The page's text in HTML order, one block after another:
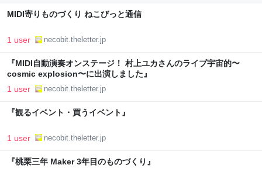
MIDI寄りものづくり ねこびっと通信
1 user necobit.theletter.jp
『MIDI自動演奏オンステージ！ 村上ユカさんのライブ宇宙的〜
cosmic explosion〜に出演しました』
1 user necobit.theletter.jp
『観るイベント・買うイベント』
1 user necobit.theletter.jp
『桃栗三年 Maker 3年目のものづくり』